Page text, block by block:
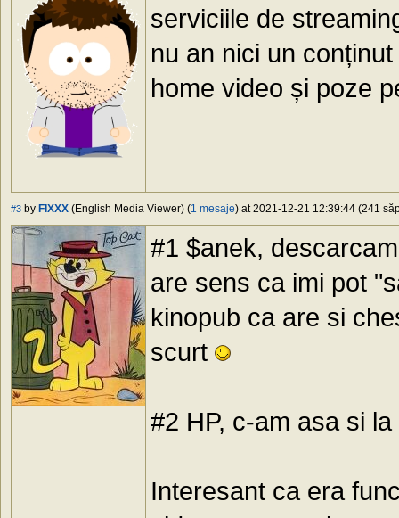
serviciile de
nu an nici un
home video și poze
#3 by FIXXX (English Media Viewer) (1 mesaje) at 2021-12-21 12:39:44 (241
#1 $anek,
are sens ca imi pot
kinopub ca are si
scurt
#2 HP, c-am asa si
Interesant ca era